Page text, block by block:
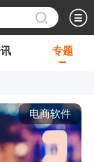
专题
电商软件